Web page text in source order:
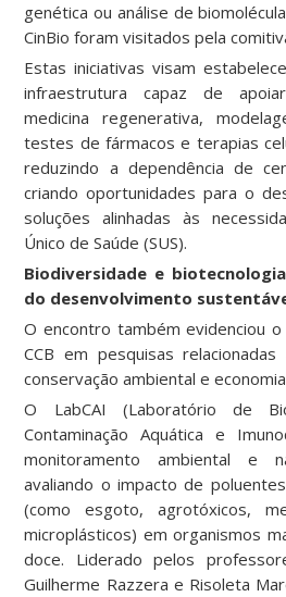
genética ou análise de
CinBio foram visitados pela
Estas iniciativas visam
infraestrutura capaz de
medicina regenerativa,
testes de fármacos e terapias
reduzindo a dependência de
criando oportunidades para o
soluções alinhadas às
Único de Saúde (SUS).
Biodiversidade e
do desenvolvimento
O encontro também evidenciou
CCB em pesquisas
conservação ambiental e
O LabCAI (Laboratório de
Contaminação Aquática e
monitoramento ambiental e
avaliando o impacto de
(como esgoto, agrotóxicos,
microplásticos) em organismos
doce. Liderado pelos
Guilherme Razzera e Risoleta